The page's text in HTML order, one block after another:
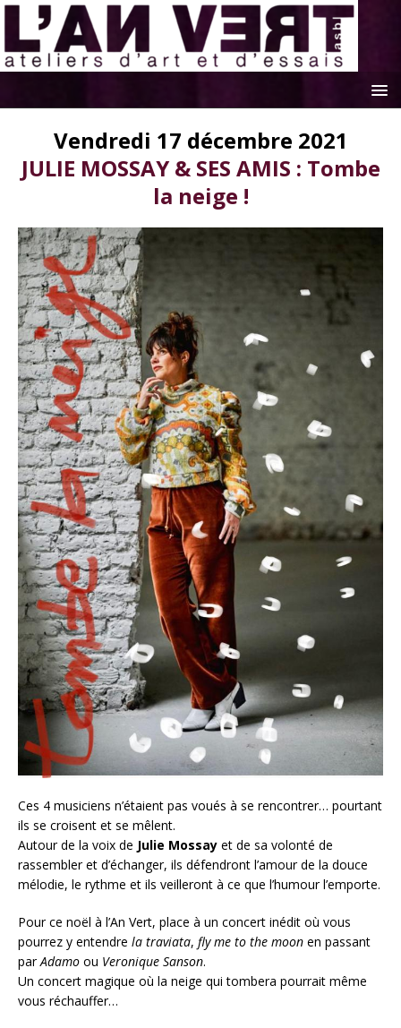
Vendredi 17 décembre 2021
JULIE MOSSAY & SES AMIS : Tombe
la neige !
Ces 4 musiciens n’étaient pas voués à se rencontrer… pourtant
ils se croisent et se mêlent.
Autour de la voix de Julie Mossay et de sa volonté de
rassembler et d’échanger, ils défendront l’amour de la douce
mélodie, le rythme et ils veilleront à ce que l’humour l’emporte.
Pour ce noël à l’An Vert, place à un concert inédit où vous
pourrez y entendre la traviata, fly me to the moon en passant
parAdamo ou Veronique Sanson.
Un concert magique où la neige qui tombera pourrait même
vous réchauffer…